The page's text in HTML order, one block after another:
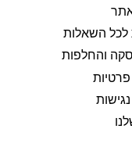
לכל השאלות
והחלפות